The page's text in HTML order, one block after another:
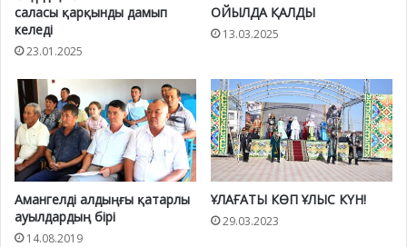
саласы қарқынды дамып
келеді
23.01.2025
ОЙЫЛДА ҚАЛДЫ
13.03.2025
Амангелді алдыңғы қатарлы
ауылдардың бірі
14.08.2019
ҰЛАҒАТЫ КӨП ҰЛЫС КҮН!
29.03.2023